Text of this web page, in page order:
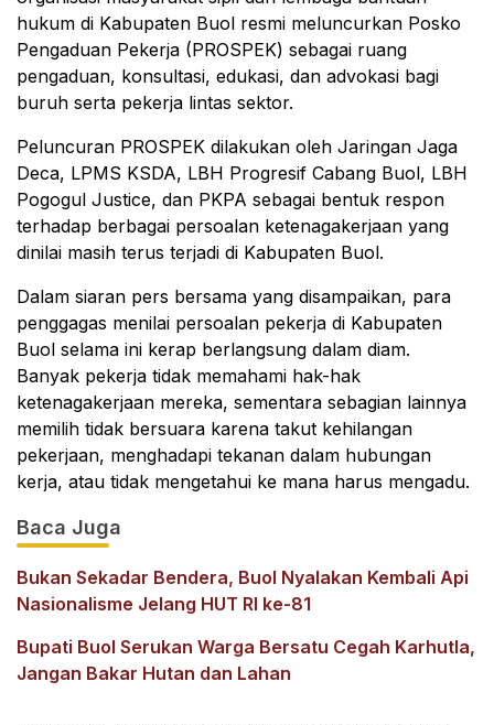
hukum di Kabupaten Buol resmi meluncurkan Posko
Pengaduan Pekerja (PROSPEK) sebagai ruang
pengaduan, konsultasi, edukasi, dan advokasi bagi
buruh serta pekerja lintas sektor.
Peluncuran PROSPEK dilakukan oleh Jaringan Jaga
Deca, LPMS KSDA, LBH Progresif Cabang Buol, LBH
Pogogul Justice, dan PKPA sebagai bentuk respon
terhadap berbagai persoalan ketenagakerjaan yang
dinilai masih terus terjadi di Kabupaten Buol.
Dalam siaran pers bersama yang disampaikan, para
penggagas menilai persoalan pekerja di Kabupaten
Buol selama ini kerap berlangsung dalam diam.
Banyak pekerja tidak memahami hak-hak
ketenagakerjaan mereka, sementara sebagian lainnya
memilih tidak bersuara karena takut kehilangan
pekerjaan, menghadapi tekanan dalam hubungan
kerja, atau tidak mengetahui ke mana harus mengadu.
Baca Juga
Bukan Sekadar Bendera, Buol Nyalakan Kembali Api
Nasionalisme Jelang HUT RI ke-81
Bupati Buol Serukan Warga Bersatu Cegah Karhutla,
Jangan Bakar Hutan dan Lahan